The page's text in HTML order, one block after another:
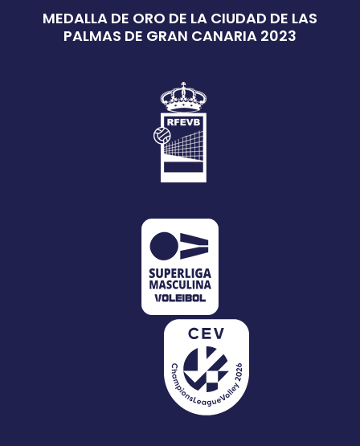
MEDALLA DE ORO DE LA CIUDAD DE LAS
PALMAS DE GRAN CANARIA 2023